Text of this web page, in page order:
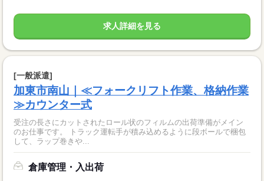
求人詳細を見る
[一般派遣]
加東市南山｜≪フォークリフト作業、格納作業
≫カウンター式
受注の長さにカットされたロール状のフィルムの出荷準備がメイン
のお仕事です。 トラック運転手が積み込めるように段ボールで梱包
して、ラップ巻きや...
倉庫管理・入出荷